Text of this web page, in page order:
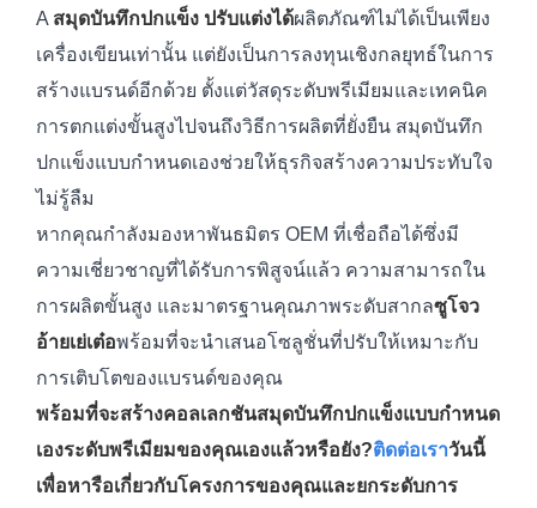
A สมุดบันทึกปกแข็ง ปรับแต่งได้ผลิตภัณฑ์ไม่ได้เป็นเพียง
เครื่องเขียนเท่านั้น แต่ยังเป็นการลงทุนเชิงกลยุทธ์ในการ
สร้างแบรนด์อีกด้วย ตั้งแต่วัสดุระดับพรีเมียมและเทคนิค
การตกแต่งขั้นสูงไปจนถึงวิธีการผลิตที่ยั่งยืน สมุดบันทึก
ปกแข็งแบบกำหนดเองช่วยให้ธุรกิจสร้างความประทับใจ
ไม่รู้ลืม
หากคุณกำลังมองหาพันธมิตร OEM ที่เชื่อถือได้ซึ่งมี
ความเชี่ยวชาญที่ได้รับการพิสูจน์แล้ว ความสามารถใน
การผลิตขั้นสูง และมาตรฐานคุณภาพระดับสากลซูโจว
อ้ายเย่เต๋อพร้อมที่จะนำเสนอโซลูชั่นที่ปรับให้เหมาะกับ
การเติบโตของแบรนด์ของคุณ
พร้อมที่จะสร้างคอลเลกชันสมุดบันทึกปกแข็งแบบกำหนด
เองระดับพรีเมียมของคุณเองแล้วหรือยัง?ติดต่อเราวันนี้
เพื่อหารือเกี่ยวกับโครงการของคุณและยกระดับการ